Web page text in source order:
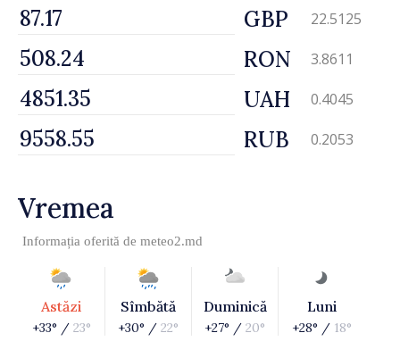
GBP 22.5125
RON 3.8611
UAH 0.4045
RUB 0.2053
Vremea
Informația oferită de meteo2.md
Astăzi
+33° / 23°
Sîmbătă
+30° / 22°
Duminică
+27° / 20°
Luni
+28° / 18°